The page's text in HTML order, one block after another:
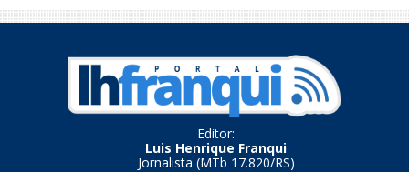
Editor:
Luis Henrique Franqui
Jornalista (MTb 17.820/RS)